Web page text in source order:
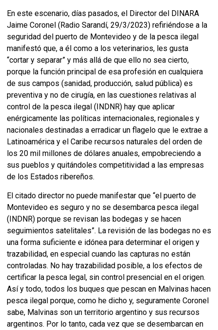
En este escenario, días pasados, el Director del DINARA
Jaime Coronel (Radio Sarandí, 29/3/2023) refiriéndose a la
seguridad del puerto de Montevideo y de la pesca ilegal
manifestó que, a él como a los veterinarios, les gusta
“cortar y separar” y más allá de que ello no sea cierto,
porque la función principal de esa profesión en cualquiera
de sus campos (sanidad, producción, salud pública) es
preventiva y no de cirugía, en las cuestiones relativas al
control de la pesca ilegal (INDNR) hay que aplicar
enérgicamente las políticas internacionales, regionales y
nacionales destinadas a erradicar un flagelo que le extrae a
Latinoamérica y el Caribe recursos naturales del orden de
los 20 mil millones de dólares anuales, empobreciendo a
sus pueblos y quitándoles competitividad a las empresas
de los Estados ribereños.
El citado director no puede manifestar que “el puerto de
Montevideo es seguro y no se desembarca pesca ilegal
(INDNR) porque se revisan las bodegas y se hacen
seguimientos satelitales”. La revisión de las bodegas no es
una forma suficiente e idónea para determinar el origen y
trazabilidad, en especial cuando las capturas no están
controladas. No hay trazabilidad posible, a los efectos de
certificar la pesca legal, sin control presencial en el origen.
Así y todo, todos los buques que pescan en Malvinas hacen
pesca ilegal porque, como he dicho y, seguramente Coronel
sabe, Malvinas son un territorio argentino y sus recursos
argentinos. Por lo tanto, cada vez que se desembarcan en